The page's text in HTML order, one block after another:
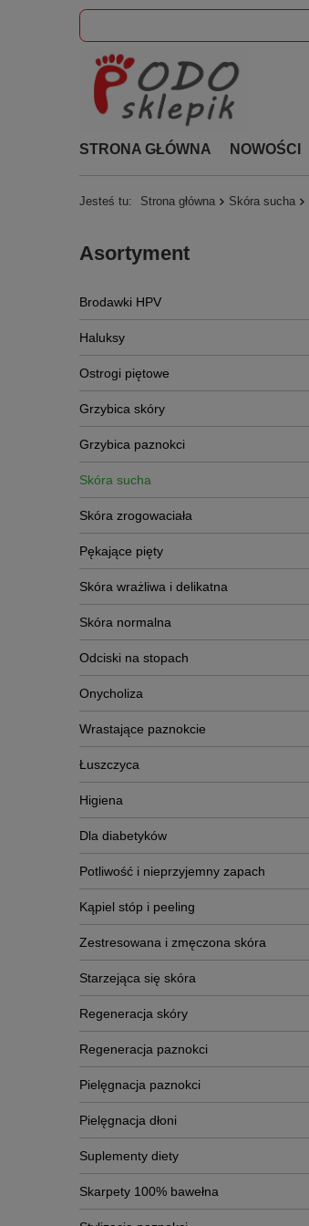
STRONA GŁÓWNA NOWOŚCI
Jesteś tu: Strona główna Skóra sucha
Asortyment
Brodawki HPV
Haluksy
Ostrogi piętowe
Grzybica skóry
Grzybica paznokci
Skóra sucha
Skóra zrogowaciała
Pękające pięty
Skóra wrażliwa i delikatna
Skóra normalna
Odciski na stopach
Onycholiza
Wrastające paznokcie
Łuszczyca
Higiena
Dla diabetyków
Potliwość i nieprzyjemny zapach
Kąpiel stóp i peeling
Zestresowana i zmęczona skóra
Starzejąca się skóra
Regeneracja skóry
Regeneracja paznokci
Pielęgnacja paznokci
Pielęgnacja dłoni
Suplementy diety
Skarpety 100% bawełna